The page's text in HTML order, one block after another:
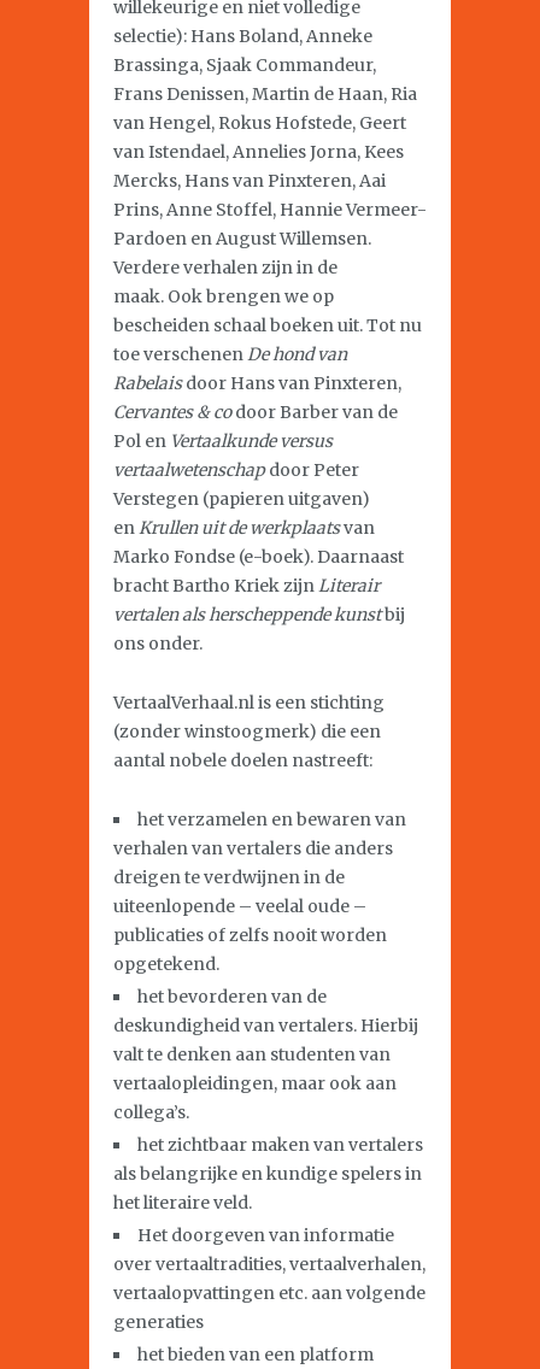
willekeurige en niet volledige
selectie): Hans Boland, Anneke
Brassinga, Sjaak Commandeur,
Frans Denissen, Martin de Haan, Ria
van Hengel, Rokus Hofstede, Geert
van Istendael, Annelies Jorna, Kees
Mercks, Hans van Pinxteren, Aai
Prins, Anne Stoffel, Hannie Vermeer-
Pardoen en August Willemsen.
Verdere verhalen zijn in de
maak. Ook brengen we op
bescheiden schaal boeken uit. Tot nu
toe verschenenDe hond van
Rabelaisdoor Hans van Pinxteren,
Cervantes & codoor Barber van de
Pol en Vertaalkunde versus
vertaalwetenschapdoor Peter
Verstegen (papieren uitgaven)
enKrullen uit de werkplaatsvan
Marko Fondse (e-boek). Daarnaast
bracht Bartho Kriek zijnLiterair
vertalen als herscheppende kunstbij
ons onder.
VertaalVerhaal.nl is een stichting
(zonder winstoogmerk) die een
aantal nobele doelen nastreeft:
het verzamelen en bewaren van
verhalen van vertalers die anders
dreigen te verdwijnen in de
uiteenlopende – veelal oude –
publicaties of zelfs nooit worden
opgetekend.
het bevorderen van de
deskundigheid van vertalers. Hierbij
valt te denken aan studenten van
vertaalopleidingen, maar ook aan
collega’s.
het zichtbaar maken van vertalers
als belangrijke en kundige spelers in
het literaire veld.
Het doorgeven van informatie
over vertaaltradities, vertaalverhalen,
vertaalopvattingen etc. aan volgende
generaties
het bieden van een platform